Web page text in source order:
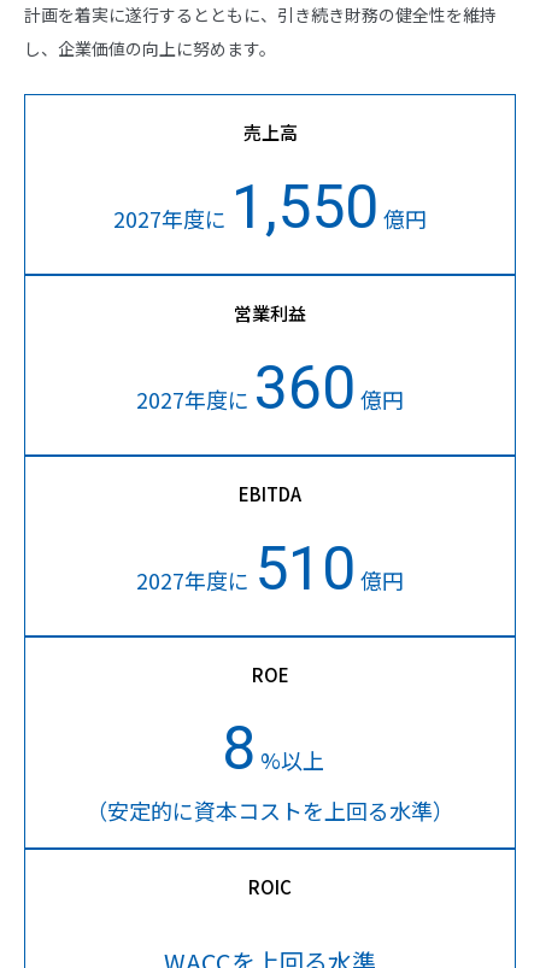
計画を着実に遂行するとともに、引き続き財務の健全性を維持
し、企業価値の向上に努めます。
売上高
2027年度に 1,550 億円
営業利益
2027年度に 360 億円
EBITDA
2027年度に 510 億円
ROE
8 %以上
（安定的に資本コストを上回る水準）
ROIC